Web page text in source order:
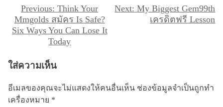
น
น
ว
เ
Previous: Think Your
Mmgolds สมัคร Is Safe?
Six Ways You Can Lose It
Today
Next: My Biggest Gem99th
เครดิตฟรี Lesson
ใส่ความเห็น
อีเมลของคุณจะไม่แสดงให้คนอื่นเห็น ช่องข้อมูลจำเป็นถูกทำ
เครื่องหมาย *